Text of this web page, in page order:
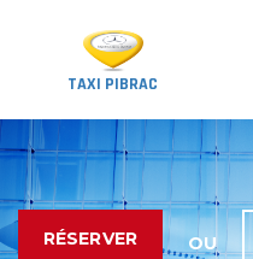
TAXI PIBRAC
RÉSERVER OU